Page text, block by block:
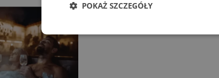
POKAŻ SZCZEGÓŁY